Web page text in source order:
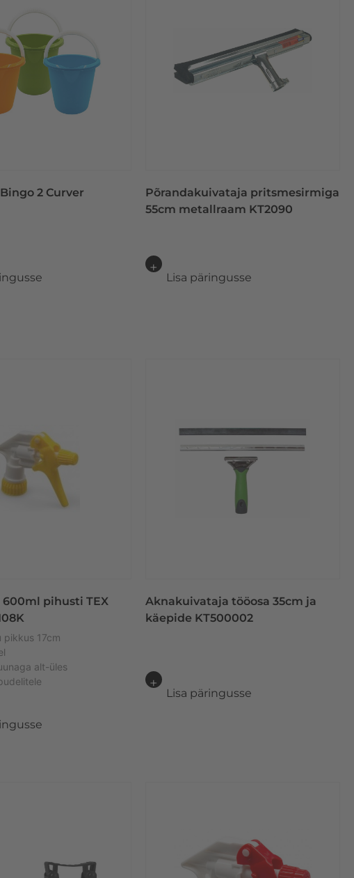
2 Curver
Põrandakuivataja pritsmesirmiga
55cm metallraam KT2090
Lisa päringusse
pihusti TEX
pikkus 17cm
alt-üles
Aknakuivataja tööosa 35cm ja
käepide KT500002
Lisa päringusse